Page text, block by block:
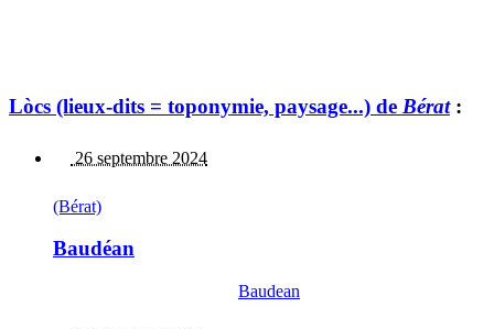
Lòcs (lieux-dits = toponymie, paysage...) de Bérat:
26 septembre 2024
(Bérat)
Baudéan
Baudean